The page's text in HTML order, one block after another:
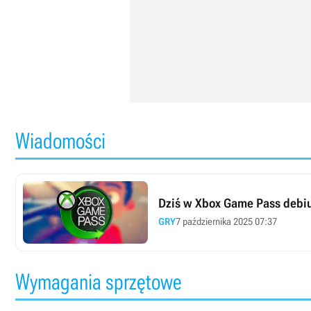
Wiadomości
Dziś w Xbox Game Pass
GRY7 października 2025 07:37
Wymagania sprzętowe